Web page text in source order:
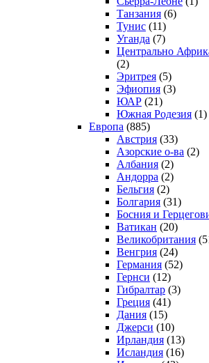
Танзания (6)
Тунис (11)
Уганда (7)
Центрально
(2)
Эритрея (5)
Эфиопия (3)
ЮАР (21)
Южная Родезия (1)
Европа (885)
Австрия (33)
Азорские о-ва (2)
Албания (2)
Андорра (2)
Бельгия (2)
Болгария (31)
Босния и
Ватикан (20)
Великобритания
Венгрия (24)
Германия (52)
Гернси (12)
Гибралтар (3)
Греция (41)
Дания (15)
Джерси (10)
Ирландия (13)
Исландия (16)